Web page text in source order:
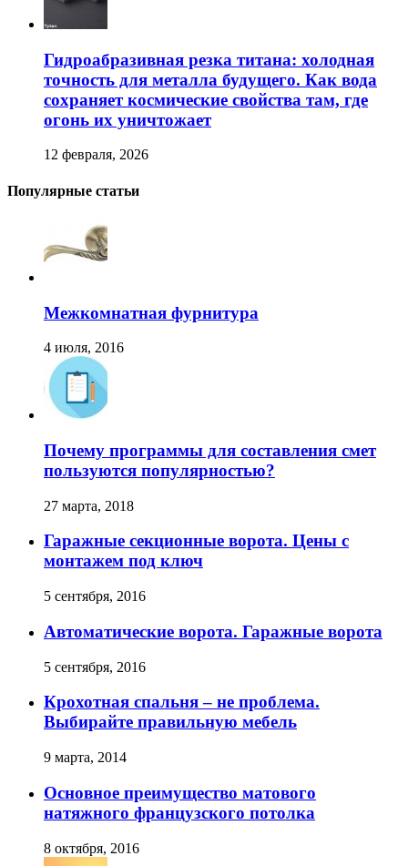
Гидроабразивная резка титана: холодная
точность для металла будущего. Как вода
сохраняет космические свойства там, где
огонь их уничтожает
12 февраля, 2026
Популярные статьи
Межкомнатная фурнитура
4 июля, 2016
Почему программы для составления смет
пользуются популярностью?
27 марта, 2018
Гаражные секционные ворота. Цены с
монтажем под ключ
5 сентября, 2016
Автоматические ворота. Гаражные ворота
5 сентября, 2016
Крохотная спальня – не проблема.
Выбирайте правильную мебель
9 марта, 2014
Основное преимущество матового
натяжного французского потолка
8 октября, 2016